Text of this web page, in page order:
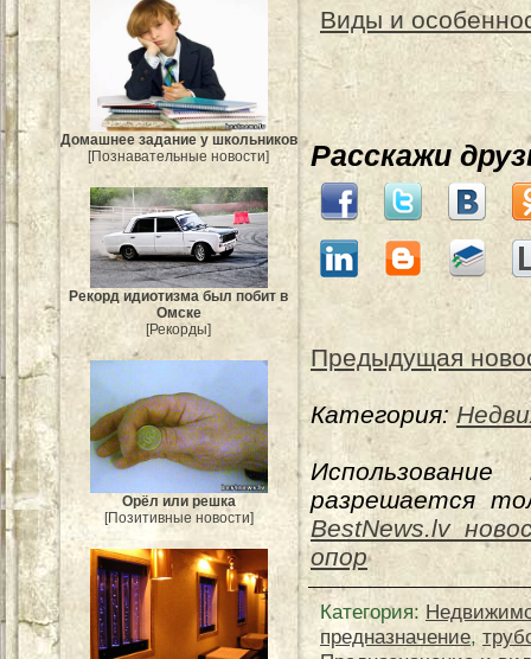
Домашнее задание у школьников
[Познавательные новости]
Рекорд идиотизма был побит в
Омске
[Рекорды]
Орёл или решка
[Позитивные новости]
Виды и
Расскажи
Предыдущая
Категория:
разрешается
BestNews.lv
опор
Категория:
предназначение,